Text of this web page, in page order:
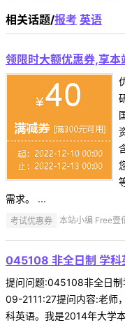
相关话题/报考 英语
领限时大额优惠券,享
需求。 ...
考试优惠券 本站小编 Free
045108 非全日制 学科
提问问题:045108非全日
09-2111:27提问内容:老师
科英语。我是2014年大学